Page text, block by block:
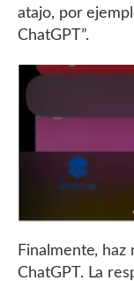
atajo, por
ChatGPT”.
Finalmente,
ChatGPT. La